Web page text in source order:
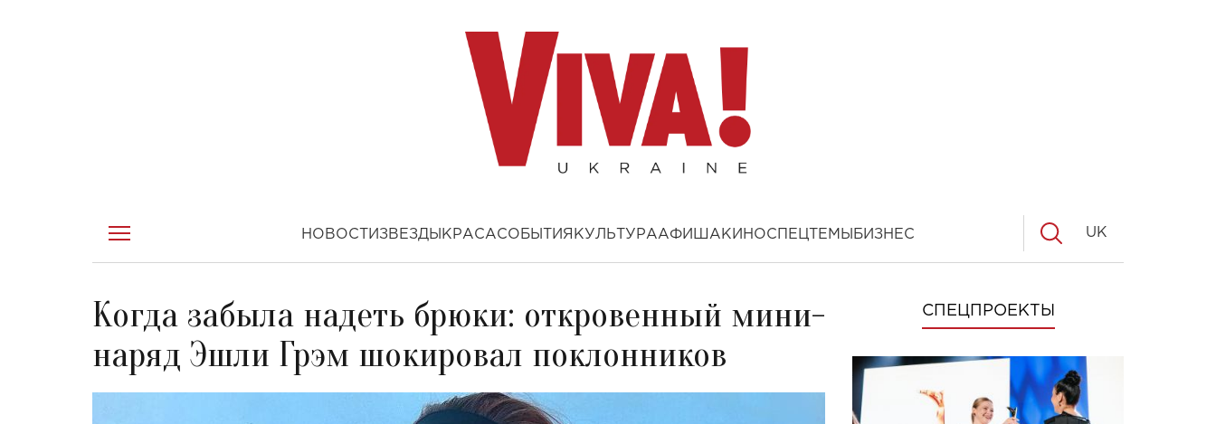
НОВОСТИ ЗВЕЗДЫ КРАСАСОБЫТИЯ КУЛЬТУРААФИША КИНОСПЕЦТЕМЫ БИЗНЕС UK
Когда забыла надеть брюки: откровенный мини-
наряд Эшли Грэм шокировал поклонников
СПЕЦПРОЕКТЫ